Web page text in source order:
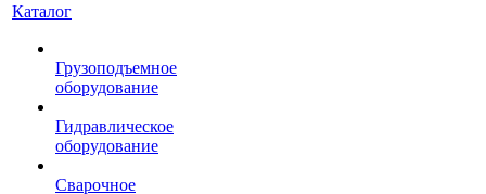
Каталог
Грузоподъемное
оборудование
Гидравлическое
оборудование
Сварочное